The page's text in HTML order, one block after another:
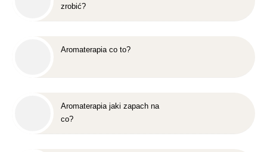
zrobić?
Aromaterapia co to?
Aromaterapia jaki zapach na
co?